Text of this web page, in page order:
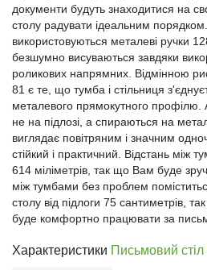
документи будуть знаходитися на
столу радувати ідеальним
використовуються металеві ручки
безшумно висуваються завдяки
роликових напрямних. Відмінною
81 є те, що тумба і стільниця
металевого прямокутного профілю.
не на підлозі, а спираються на
виглядає повітряним і значним
стійкий і практичний. Відстань між
614 міліметрів, так що Вам буде
між тумбами без проблем
столу від підлоги 75 сантиметрів,
буде комфортно працювати за
Характеристики Письмовий